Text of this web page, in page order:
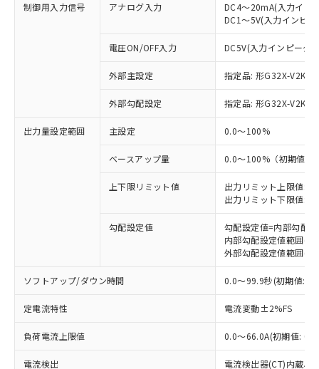
制御用入力信号 アナログ入力
DC4～20mA(入力イン
DC1～5V(入力インピ
電圧ON/OFF入力 DC5V(入力インピーダ
外部主設定 指定品: 形G32X-
外部勾配設定 指定品: 形G32X-
出力量設定範囲 主設定 0.0～100%
ベースアップ量 0.0～100%（初期値:
上下限リミット値
出力リミット上限値:
出力リミット下限値:
勾配設定値
勾配設定値=内部勾配
内部勾配設定値範囲(
外部勾配設定値範囲(
ソフトアップ/ダウン時間 0.0～99.9秒(初期値:
定電流特性 電流変動±2%FS
負荷電流上限値 0.0～66.0A(初期値:
電流検出
電流検出器(CT)内蔵、